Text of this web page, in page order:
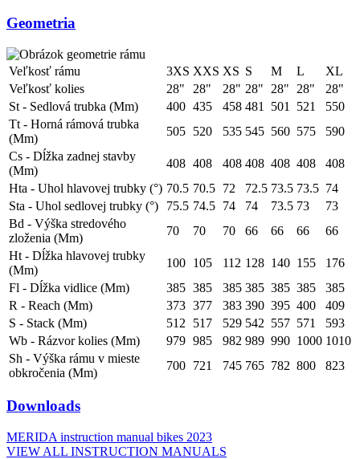
Geometria
Veľkosť rámu 3XS XXS XS S M L
XL
Veľkosť kolies
28" 28" 28" 28" 28" 28"
28"
St - Sedlová trubka (Mm)
400 435 458 481 501 521
550
Tt - Horná rámová trubka
(Mm)
505 520 535 545 560 575
590
Cs - Dĺžka zadnej stavby
(Mm)
408 408 408 408 408 408
408
Hta - Uhol hlavovej trubky (°) 70.5 70.5 72 72.5 73.5 73.5 74
Sta - Uhol sedlovej trubky (°)
75.5 74.5 74 74 73.5 73
73
Bd - Výška stredového
zloženia (Mm)
70 70 70 66 66 66
66
Ht - Dĺžka hlavovej trubky
(Mm)
100 105 112 128 140 155
176
Fl - Dĺžka vidlice (Mm)
385 385 385 385 385 385
385
R - Reach (Mm)
373 377 383 390 395 400
409
S - Stack (Mm)
512 517 529 542 557 571
593
Wb - Rázvor kolies (Mm)
979 985 982 989 990 1000 1010
Sh - Výška rámu v mieste
obkročenia (Mm)
700 721 745 765 782 800 823
Downloads
MERIDA instruction manual bikes 2023
VIEW ALL INSTRUCTION MANUALS